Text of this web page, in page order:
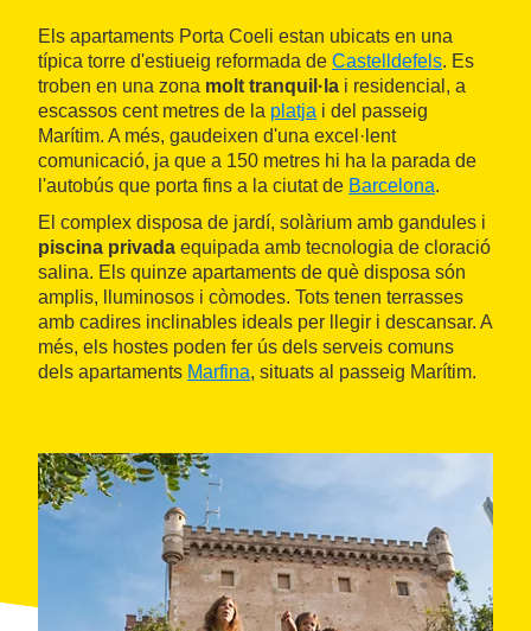
Els apartaments Porta Coeli estan ubicats en una
típica torre d'estiueig reformada de Castelldefels. Es
troben en una zona molt tranquil·la i residencial, a
escassos cent metres de la platja i del passeig
Marítim. A més, gaudeixen d'una excel·lent
comunicació, ja que a 150 metres hi ha la parada de
l'autobús que porta fins a la ciutat de Barcelona.
El complex disposa de jardí, solàrium amb gandules i
piscina privada equipada amb tecnologia de cloració
salina. Els quinze apartaments de què disposa són
amplis, lluminosos i còmodes. Tots tenen terrasses
amb cadires inclinables ideals per llegir i descansar. A
més, els hostes poden fer ús dels serveis comuns
dels apartaments Marfina, situats al passeig Marítim.